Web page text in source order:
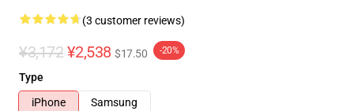
(3 customer reviews)
¥3,172 ¥2,538 $17.50 -20%
Type
iPhone
Samsung